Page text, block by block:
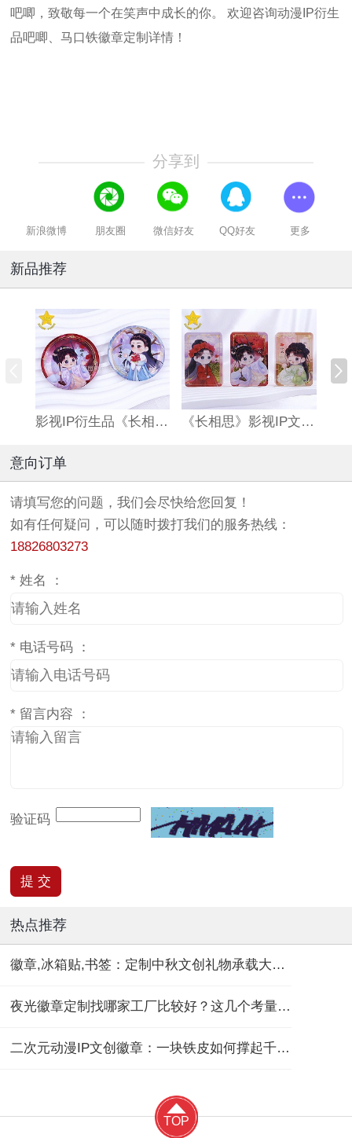
吧唧，致敬每一个在笑声中成长的你。 欢迎咨询动漫IP衍生
品吧唧、马口铁徽章定制详情！
分享到
新浪微博 朋友圈 微信好友 QQ好友 更多
新品推荐
影视IP衍生品《长相思》双闪吧唧 《长相思》影视IP文创亚克力流沙麻将
意向订单
请填写您的问题，我们会尽快给您回复！
如有任何疑问，可以随时拨打我们的服务热线：
18826803273
* 姓名 ：
* 电话号码 ：
* 留言内容 ：
验证码
热点推荐
徽章,冰箱贴,书签：定制中秋文创礼物承载大团圆！
夜光徽章定制找哪家工厂比较好？这几个考量维度要记住！
二次元动漫IP文创徽章：一块铁皮如何撑起千亿“谷子经济”？
TOP